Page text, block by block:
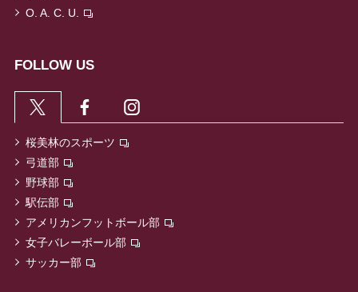
O. A. C. U.
FOLLOW US
桜美林のスポーツ
弓道部
野球部
駅伝部
アメリカンフットボール部
女子バレーボール部
サッカー部